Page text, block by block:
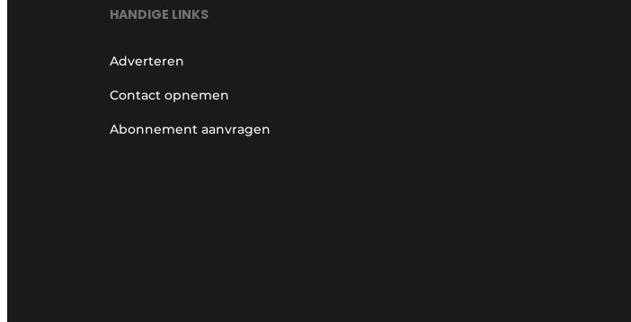
HANDIGE LINKS
Adverteren
Contact opnemen
Abonnement aanvragen